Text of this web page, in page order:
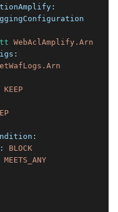
WebAclAmplify.Arn
KEEP
BLOCK
MEETS_ANY